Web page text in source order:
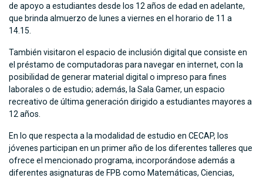
de apoyo a estudiantes desde los 12 años de edad en adelante,
que brinda almuerzo de lunes a viernes en el horario de 11 a
14.15.
También visitaron el espacio de inclusión digital que consiste en
el préstamo de computadoras para navegar en internet, con la
posibilidad de generar material digital o impreso para fines
laborales o de estudio; además, la Sala Gamer, un espacio
recreativo de última generación dirigido a estudiantes mayores a
12 años.
En lo que respecta a la modalidad de estudio en CECAP, los
jóvenes participan en un primer año de los diferentes talleres que
ofrece el mencionado programa, incorporándose además a
diferentes asignaturas de FPB como Matemáticas, Ciencias,